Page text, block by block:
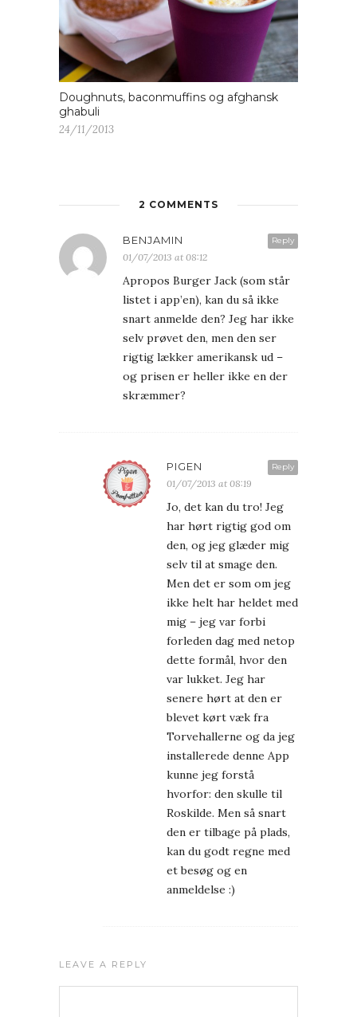
Doughnuts, baconmuffins og afghansk
ghabuli
24/11/2013
2 COMMENTS
Reply
BENJAMIN
01/07/2013 at 08:12
Apropos Burger Jack (som står
listet i app’en), kan du så ikke
snart anmelde den? Jeg har ikke
selv prøvet den, men den ser
rigtig lækker amerikansk ud –
og prisen er heller ikke en der
skræmmer?
Reply
PIGEN
01/07/2013 at 08:19
Jo, det kan du tro! Jeg
har hørt rigtig god om
den, og jeg glæder mig
selv til at smage den.
Men det er som om jeg
ikke helt har heldet med
mig – jeg var forbi
forleden dag med netop
dette formål, hvor den
var lukket. Jeg har
senere hørt at den er
blevet kørt væk fra
Torvehallerne og da jeg
installerede denne App
kunne jeg forstå
hvorfor: den skulle til
Roskilde. Men så snart
den er tilbage på plads,
kan du godt regne med
et besøg og en
anmeldelse :)
LEAVE A REPLY